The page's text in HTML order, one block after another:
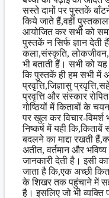
सस्ते दामों पर पुस्तकें
किये जाते हैं,वहीं
आयोजित कर सभी को
पुस्तकें न सिर्फ ज्ञान देती
कला,संस्कृति,
भी बताती हैं। सभी को यह
कि पुस्तकें ही हम सभी में
प्रवृत्ति,जिज्ञासु
प्रवृत्ति और संस्कार
गोष्ठियों में किताबों के
पर खुल कर विचार-विमर्श
निष्कर्ष में यही कि,किताबें
बदलने का माद्दा रखती
अतीत, वर्तमान और
जानकारी देती है। इसी
जाता है कि,एक अच्छी
के शिखर तक पहुंचाने में
है। इसलिए जो भी व्यक्ति